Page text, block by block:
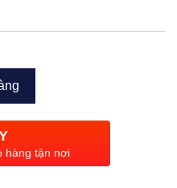
hàng tận nơi